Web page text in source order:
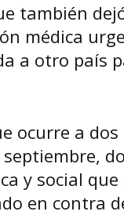
también
médica
a otro país
ocurre a
y social
en contra